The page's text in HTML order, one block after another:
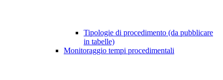
Tipologie di procedimento (da pubblicare
in tabelle)
Monitoraggio tempi procedimentali